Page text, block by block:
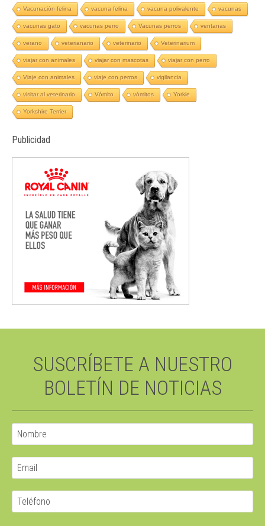
Vacunación felina vacuna felina vacuna polivalente vacunas
vacunas gato vacunas perro Vacunas perros ventanas
verano veterianario veterinario Veterinarium
viajar con animales viajar con mascotas viajar con perro
Viaje con animales viaje con perros vigilancia
visitar al veterinario Vómito vómitos Yorkie
Yorkshire Terrier
Publicidad
SUSCRÍBETE A NUESTRO
BOLETÍN DE NOTICIAS